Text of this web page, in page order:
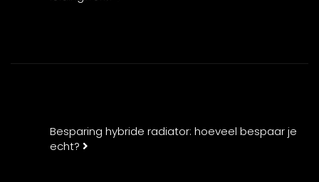
Besparing hybride radiator: hoeveel bespaar je
echt?